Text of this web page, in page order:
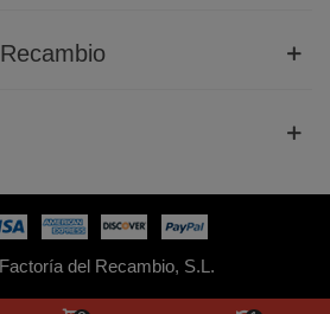
del Recambio, S.L.